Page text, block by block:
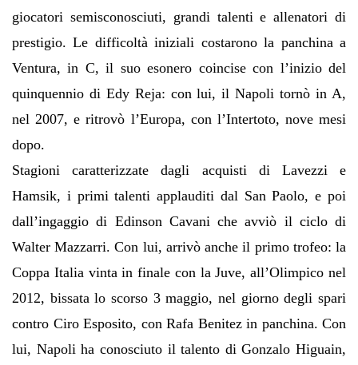
giocatori semisconosciuti, grandi talenti e allenatori di
prestigio. Le difficoltà iniziali costarono la panchina a
Ventura, in C, il suo esonero coincise con l’inizio del
quinquennio di Edy Reja: con lui, il Napoli tornò in A,
nel 2007, e ritrovò l’Europa, con l’Intertoto, nove mesi
dopo.
Stagioni caratterizzate dagli acquisti di Lavezzi e
Hamsik, i primi talenti applauditi dal San Paolo, e poi
dall’ingaggio di Edinson Cavani che avviò il ciclo di
Walter Mazzarri. Con lui, arrivò anche il primo trofeo: la
Coppa Italia vinta in finale con la Juve, all’Olimpico nel
2012, bissata lo scorso 3 maggio, nel giorno degli spari
contro Ciro Esposito, con Rafa Benitez in panchina. Con
lui, Napoli ha conosciuto il talento di Gonzalo Higuain,